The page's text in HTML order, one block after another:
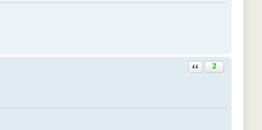
Ответить с цитатой
2